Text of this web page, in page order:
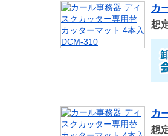
カ
想
カ
想